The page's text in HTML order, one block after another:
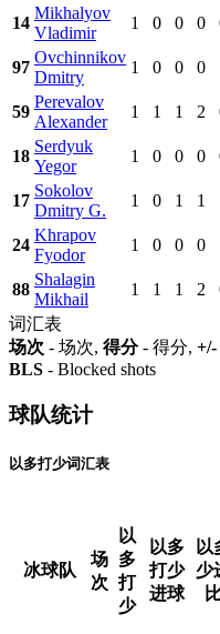
14
Mikhalyov
Vladimir
1 0 0 0
97
Ovchinnikov
Dmitry
1 0 0 0
59
Perevalov
Alexander
1 1 1 2
18
Serdyuk
Yegor
1 0 0 0
17
Sokolov
Dmitry G.
1 0 1 1
24
Khrapov
Fyodor
1 0 0 0
88
Shalagin
Mikhail
1 1 1 2
词汇表
场次 - 场次, 得分- 得分, +/-
BLS - Blocked shots
球队统计
以多打少词汇表
冰球队
场
次
以
多
打
少
以多
打少
进球
以
少